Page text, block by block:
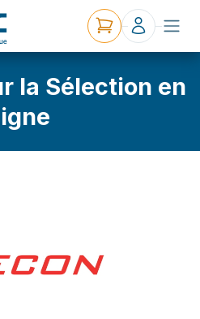
la Sélection en